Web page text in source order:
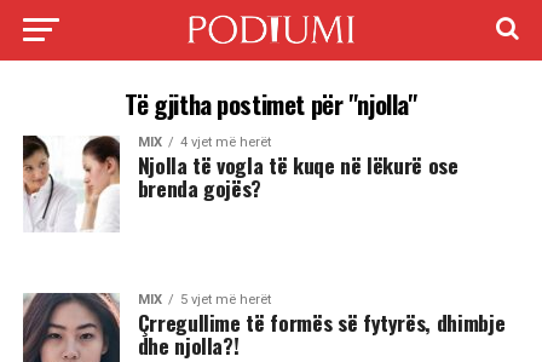
Të gjitha postimet për "njolla"
MIX 4 vjet më herët
Njolla të vogla të kuqe në lëkurë ose
brenda gojës?
MIX 5 vjet më herët
Çrregullime të formës së fytyrës, dhimbje
dhe njolla?!